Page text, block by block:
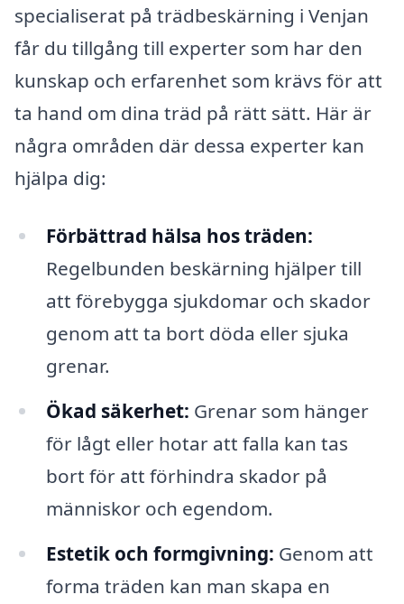
specialiserat på trädbeskärning i Venjan
får du tillgång till experter som har den
kunskap och erfarenhet som krävs för att
ta hand om dina träd på rätt sätt. Här är
några områden där dessa experter kan
hjälpa dig:
Förbättrad hälsa hos träden:
Regelbunden beskärning hjälper till
att förebygga sjukdomar och skador
genom att ta bort döda eller sjuka
grenar.
Ökad säkerhet: Grenar som hänger
för lågt eller hotar att falla kan tas
bort för att förhindra skador på
människor och egendom.
Estetik och formgivning: Genom att
forma träden kan man skapa en